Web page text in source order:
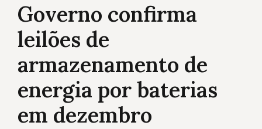
Governo confirma
leilões de
armazenamento de
energia por baterias
em dezembro